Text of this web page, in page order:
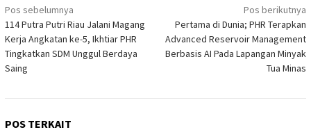
Navigasi
pos
Pos sebelumnya
114 Putra Putri Riau Jalani Magang
Kerja Angkatan ke-5, Ikhtiar PHR
Tingkatkan SDM Unggul Berdaya
Saing
Pos berikutnya
Pertama di Dunia; PHR Terapkan
Advanced Reservoir Management
Berbasis AI Pada Lapangan Minyak
Tua Minas
POS TERKAIT